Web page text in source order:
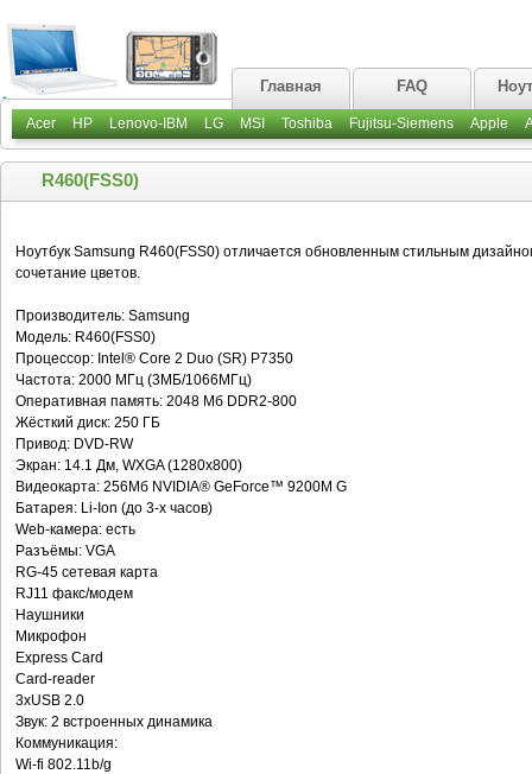
Главная FAQ
Acer HP Lenovo-IBM LG MSI Toshiba Fujitsu-Siemens Apple
R460(FSS0)
Ноутбук Samsung R460(FSS0) отличается обновленным стильным
сочетание цветов.
Производитель: Samsung
Модель: R460(FSS0)
Процессор: Intel® Core 2 Duo (SR) P7350
Частота: 2000 МГц (3МБ/1066МГц)
Оперативная память: 2048 Мб DDR2-800
Жёсткий диск: 250 ГБ
Привод: DVD-RW
Экран: 14.1 Дм, WXGA (1280х800)
Видеокарта: 256Мб NVIDIA® GeForce™ 9200M G
Батарея: Li-Ion (до 3-х часов)
Web-камера: есть
Разъёмы: VGA
RG-45 сетевая карта
RJ11 факс/модем
Наушники
Микрофон
Express Card
Card-reader
3хUSB 2.0
Звук: 2 встроенных динамика
Коммуникация:
Wi-fi 802.11b/g